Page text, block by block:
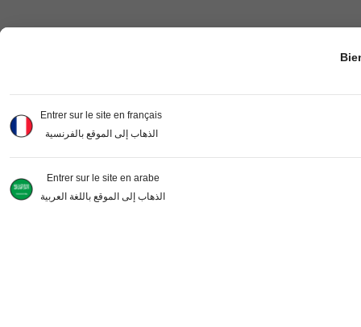
Entrer sur le site en français
الذهاب إلى الموقع بالفرنسية
Entrer sur le site en arabe
الذهاب إلى الموقع باللغة العربية